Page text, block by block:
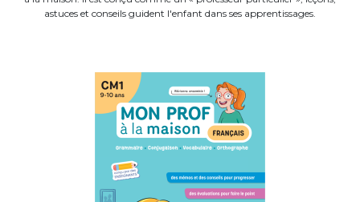
astuces et conseils guident l'enfant dans ses apprentissages.